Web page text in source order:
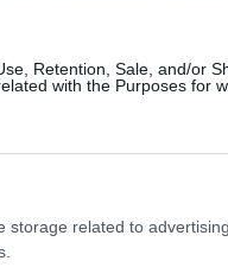
Retention, Sale, and/or
with the Purposes for
storage related to